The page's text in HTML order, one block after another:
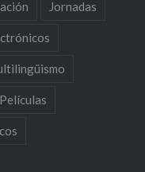
Jornadas
Películas